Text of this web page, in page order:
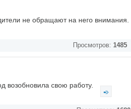
не обращают на него внимания.
Просмотров: 1485
возобновила свою работу.